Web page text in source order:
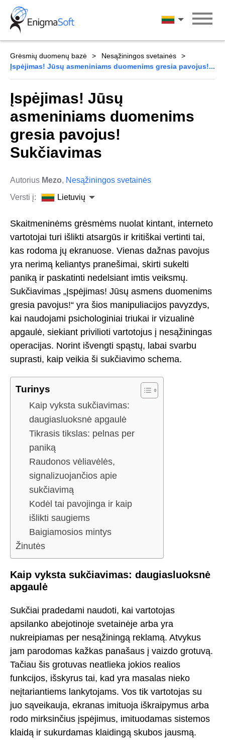
Skip
content
Lietuvių
Grėsmių duomenų bazė
Nesąžiningos svetainės
Įspėjimas! Jūsų asmeniniams duomenims gresia pavojus!...
Įspėjimas! Jūsų
asmeniniams duomenims
gresia pavojus!
Sukčiavimas
Autorius Mezo, Nesąžiningos svetainės
Versti į:
Lietuvių
Skaitmeninėms grėsmėms nuolat kintant, interneto
vartotojai turi išlikti atsargūs ir kritiškai vertinti tai,
kas rodoma jų ekranuose. Vienas dažnas pavojus
yra nerimą keliantys pranešimai, skirti sukelti
paniką ir paskatinti nedelsiant imtis veiksmų.
Sukčiavimas „Įspėjimas! Jūsų asmens duomenims
gresia pavojus!“ yra šios manipuliacijos pavyzdys,
kai naudojami psichologiniai triukai ir vizualinė
apgaulė, siekiant privilioti vartotojus į nesąžiningas
operacijas. Norint išvengti spąstų, labai svarbu
suprasti, kaip veikia ši sukčiavimo schema.
Turinys
Kaip vyksta sukčiavimas:
daugiasluoksnė apgaulė
Tikrasis tikslas: pelnas per
paniką
Raudonos vėliavėlės,
signalizuojančios apie
sukčiavimą
Kodėl tai pavojinga ir kaip
išlikti saugiems
Baigiamosios mintys
Žinutės
Kaip vyksta sukčiavimas: daugiasluoksnė
apgaulė
Sukčiai pradedami naudoti, kai vartotojas
apsilanko abejotinoje svetainėje arba yra
nukreipiamas per nesąžiningą reklamą. Atvykus
jam parodomas kažkas panašaus į vaizdo grotuvą.
Tačiau šis grotuvas neatlieka jokios realios
funkcijos, išskyrus tai, kad yra masalas nieko
neįtariantiems lankytojams. Vos tik vartotojas su
juo sąveikauja, ekranas imituoja iškraipymus arba
rodo mirksinčius įspėjimus, imituodamas sistemos
klaidą ir sukurdamas klaidingą skubos jausmą.